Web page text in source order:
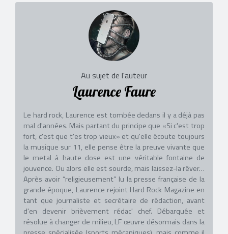
Au sujet de l'auteur
Laurence Faure
Le hard rock, Laurence est tombée dedans il y a déjà pas
mal d'années. Mais partant du principe que «Si c'est trop
fort, c'est que t'es trop vieux» et qu'elle écoute toujours
la musique sur 11, elle pense être la preuve vivante que
le metal à haute dose est une véritable fontaine de
jouvence. Ou alors elle est sourde, mais laissez-la rêver…
Après avoir “religieusement” lu la presse française de la
grande époque, Laurence rejoint Hard Rock Magazine en
tant que journaliste et secrétaire de rédaction, avant
d'en devenir brièvement rédac' chef. Débarquée et
résolue à changer de milieu, LF œuvre désormais dans la